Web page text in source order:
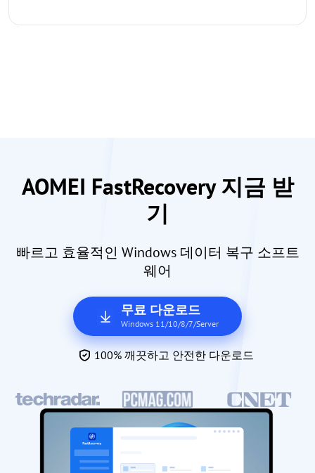
AOMEI FastRecovery 지금 받
기
빠르고 효율적인 Windows 데이터 복구 소프트
웨어
무료 다운로드
Windows 11/10/8/7/Server
100% 깨끗하고 안전한 다운로드